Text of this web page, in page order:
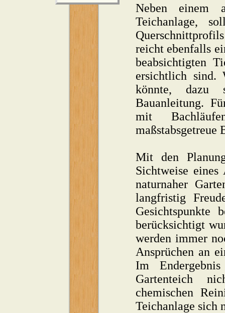
Neben einem
Teichanlage,
reicht ebenfalls
beabsichtigten
ersichtlich sind.
könnte, dazu
Bauanleitung.
mit
maßstabsgetreue
Mit den
Sichtweise
naturnaher
langfristig
berücksichtigt
werden immer
Ansprüchen an
Im
Gartenteich
chemischen
Teichanlage sich